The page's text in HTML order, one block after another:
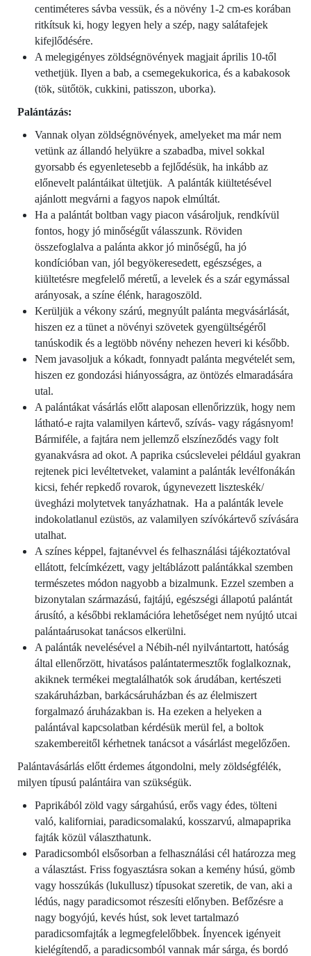
centiméteres sávba vessük, és a növény 1-2 cm-es korában
ritkítsuk ki, hogy legyen hely a szép, nagy salátafejek
kifejlődésére.
A melegigényes zöldségnövények magjait április 10-től
vethetjük. Ilyen a bab, a csemegekukorica, és a kabakosok
(tök, sütőtök, cukkini, patisszon, uborka).
Palántázás:
Vannak olyan zöldségnövények, amelyeket ma már nem
vetünk az állandó helyükre a szabadba, mivel sokkal
gyorsabb és egyenletesebb a fejlődésük, ha inkább az
előnevelt palántáikat ültetjük. A palánták kiültetésével
ajánlott megvárni a fagyos napok elmúltát.
Ha a palántát boltban vagy piacon vásároljuk, rendkívül
fontos, hogy jó minőségűt válasszunk. Röviden
összefoglalva a palánta akkor jó minőségű, ha jó
kondícióban van, jól begyökeresedett, egészséges, a
kiültetésre megfelelő méretű, a levelek és a szár egymással
arányosak, a színe élénk, haragoszöld.
Kerüljük a vékony szárú, megnyúlt palánta megvásárlását,
hiszen ez a tünet a növényi szövetek gyengültségéről
tanúskodik és a legtöbb növény nehezen heveri ki később.
Nem javasoljuk a kókadt, fonnyadt palánta megvételét sem,
hiszen ez gondozási hiányosságra, az öntözés elmaradására
utal.
A palántákat vásárlás előtt alaposan ellenőrizzük, hogy nem
látható-e rajta valamilyen kártevő, szívás- vagy rágásnyom!
Bármiféle, a fajtára nem jellemző elszíneződés vagy folt
gyanakvásra ad okot. A paprika csúcslevelei például gyakran
rejtenek pici levéltetveket, valamint a palánták levélfonákán
kicsi, fehér repkedő rovarok, úgynevezett liszteskék/
üvegházi molytetvek tanyázhatnak. Ha a palánták levele
indokolatlanul ezüstös, az valamilyen szívókártevő szívására
utalhat.
A színes képpel, fajtanévvel és felhasználási tájékoztatóval
ellátott, felcímkézett, vagy jeltáblázott palántákkal szemben
természetes módon nagyobb a bizalmunk. Ezzel szemben a
bizonytalan származású, fajtájú, egészségi állapotú palántát
árusító, a későbbi reklamációra lehetőséget nem nyújtó utcai
palántaárusokat tanácsos elkerülni.
A palánták nevelésével a Nébih-nél nyilvántartott, hatóság
által ellenőrzött, hivatásos palántatermesztők foglalkoznak,
akiknek termékei megtalálhatók sok árudában, kertészeti
szakáruházban, barkácsáruházban és az élelmiszert
forgalmazó áruházakban is. Ha ezeken a helyeken a
palántával kapcsolatban kérdésük merül fel, a boltok
szakembereitől kérhetnek tanácsot a vásárlást megelőzően.
Palántavásárlás előtt érdemes átgondolni, mely zöldségfélék,
milyen típusú palántáira van szükségük.
Paprikából zöld vagy sárgahúsú, erős vagy édes, tölteni
való, kaliforniai, paradicsomalakú, kosszarvú, almapaprika
fajták közül választhatunk.
Paradicsomból elsősorban a felhasználási cél határozza meg
a választást. Friss fogyasztásra sokan a kemény húsú, gömb
vagy hosszúkás (lukullusz) típusokat szeretik, de van, aki a
lédús, nagy paradicsomot részesíti előnyben. Befőzésre a
nagy bogyójú, kevés húst, sok levet tartalmazó
paradicsomfajták a legmegfelelőbbek. Ínyencek igényeit
kielégítendő, a paradicsomból vannak már sárga, és bordó